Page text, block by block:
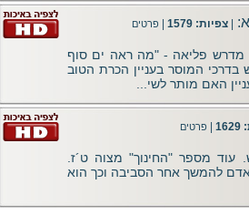
| צפיות: 1579 | פרטים
מדרש פליאה - "מה ראה ים סוף
בדרכי המוסר בעניין הכרת הטוב
האם מותר לשי...
| פרטים
עוד מספר "החינוך" מצוה ט´ז.
להמשך אחר הסביבה וכך הוא